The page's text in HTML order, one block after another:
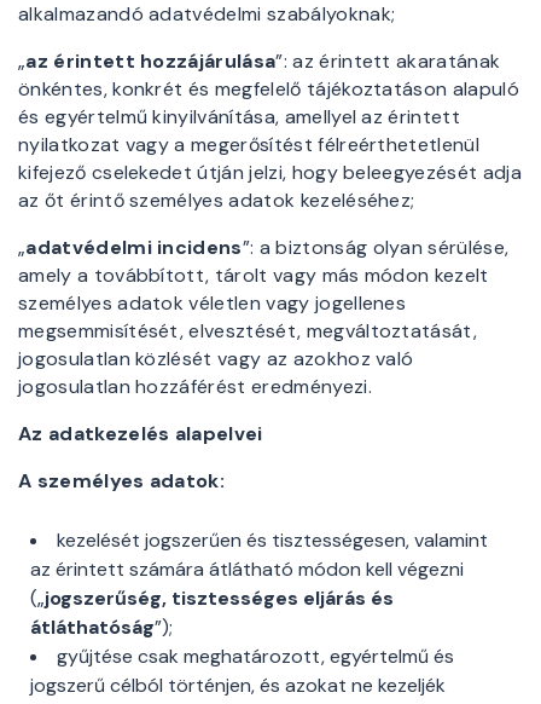
alkalmazandó adatvédelmi szabályoknak;
„az érintett hozzájárulása”: az érintett akaratának
önkéntes, konkrét és megfelelő tájékoztatáson alapuló
és egyértelmű kinyilvánítása, amellyel az érintett
nyilatkozat vagy a megerősítést félreérthetetlenül
kifejező cselekedet útján jelzi, hogy beleegyezését adja
az őt érintő személyes adatok kezeléséhez;
„adatvédelmi incidens”: a biztonság olyan sérülése,
amely a továbbított, tárolt vagy más módon kezelt
személyes adatok véletlen vagy jogellenes
megsemmisítését, elvesztését, megváltoztatását,
jogosulatlan közlését vagy az azokhoz való
jogosulatlan hozzáférést eredményezi.
Az adatkezelés alapelvei
A személyes adatok:
kezelését jogszerűen és tisztességesen, valamint
az érintett számára átlátható módon kell végezni
(„jogszerűség, tisztességes eljárás és
átláthatóság”);
gyűjtése csak meghatározott, egyértelmű és
jogszerű célból történjen, és azokat ne kezeljék